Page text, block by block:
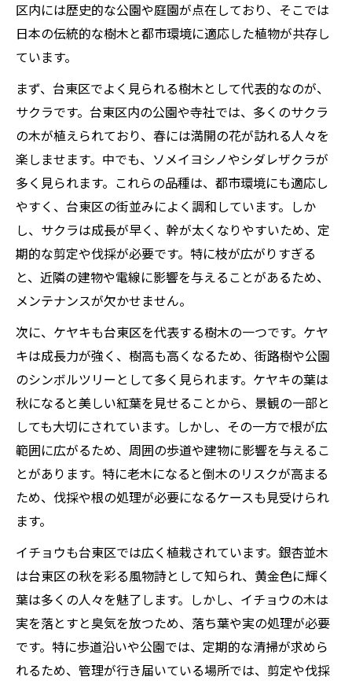
区内には歴史的な公園や庭園が点在しており、そこでは
日本の伝統的な樹木と都市環境に適応した植物が共存し
ています。
まず、台東区でよく見られる樹木として代表的なのが、
サクラです。台東区内の公園や寺社では、多くのサクラ
の木が植えられており、春には満開の花が訪れる人々を
楽しませます。中でも、ソメイヨシノやシダレザクラが
多く見られます。これらの品種は、都市環境にも適応し
やすく、台東区の街並みによく調和しています。しか
し、サクラは成長が早く、幹が太くなりやすいため、定
期的な剪定や伐採が必要です。特に枝が広がりすぎる
と、近隣の建物や電線に影響を与えることがあるため、
メンテナンスが欠かせません。
次に、ケヤキも台東区を代表する樹木の一つです。ケヤ
キは成長力が強く、樹高も高くなるため、街路樹や公園
のシンボルツリーとして多く見られます。ケヤキの葉は
秋になると美しい紅葉を見せることから、景観の一部と
しても大切にされています。しかし、その一方で根が広
範囲に広がるため、周囲の歩道や建物に影響を与えるこ
とがあります。特に老木になると倒木のリスクが高まる
ため、伐採や根の処理が必要になるケースも見受けられ
ます。
イチョウも台東区では広く植栽されています。銀杏並木
は台東区の秋を彩る風物詩として知られ、黄金色に輝く
葉は多くの人々を魅了します。しかし、イチョウの木は
実を落とすと臭気を放つため、落ち葉や実の処理が必要
です。特に歩道沿いや公園では、定期的な清掃が求めら
れるため、管理が行き届いている場所では、剪定や伐採